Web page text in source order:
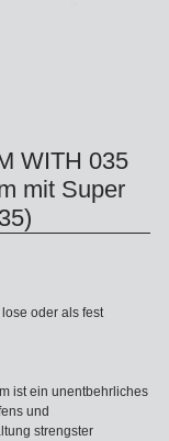
WITH 035
mit Super
oder als fest
ist ein unentbehrliches
und
strengster